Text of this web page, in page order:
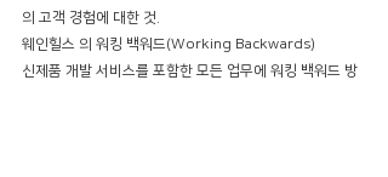
의 고객 경험에 대한 것.
웨인힐스 의 워킹 백워드(Working Backwards)
신제품 개발 서비스를 포함한 모든 업무에 워킹 백워드 방